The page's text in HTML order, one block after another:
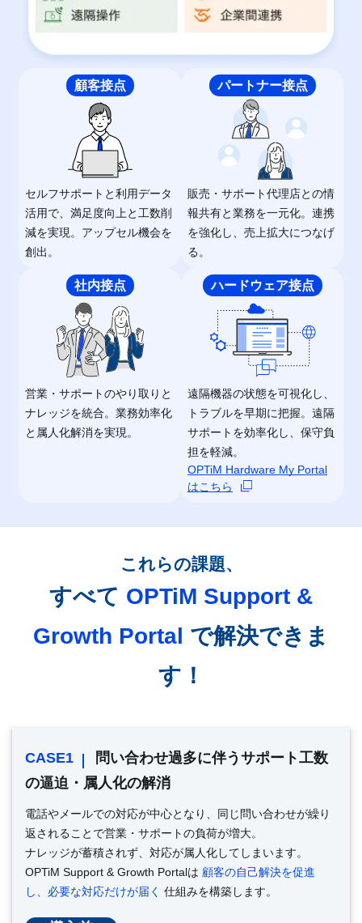
顧客接点
セルフサポートと利用データ
活用で、満足度向上と工数削
減を実現。アップセル機会を
創出。
パートナー接点
販売・サポート代理店との情
報共有と業務を一元化。連携
を強化し、売上拡大につなげ
る。
社内接点
営業・サポートのやり取りと
ナレッジを統合。業務効率化
と属人化解消を実現。
ハードウェア接点
遠隔機器の状態を可視化し、
トラブルを早期に把握。遠隔
サポートを効率化し、保守負
担を軽減。
OPTiM Hardware My Portal
はこちら
これらの課題、
すべて OPTiM Support &
Growth Portal で解決できま
す！
CASE1
問い合わせ過多に伴うサポート工数
の逼迫・属人化の解消
電話やメールでの対応が中心となり、同じ問い合わせが繰り
返されることで営業・サポートの負荷が増大。
ナレッジが蓄積されず、対応が属人化してしまいます。
OPTiM Support & Growth Portalは 顧客の自己解決を促進
し、必要な対応だけが届く 仕組みを構築します。